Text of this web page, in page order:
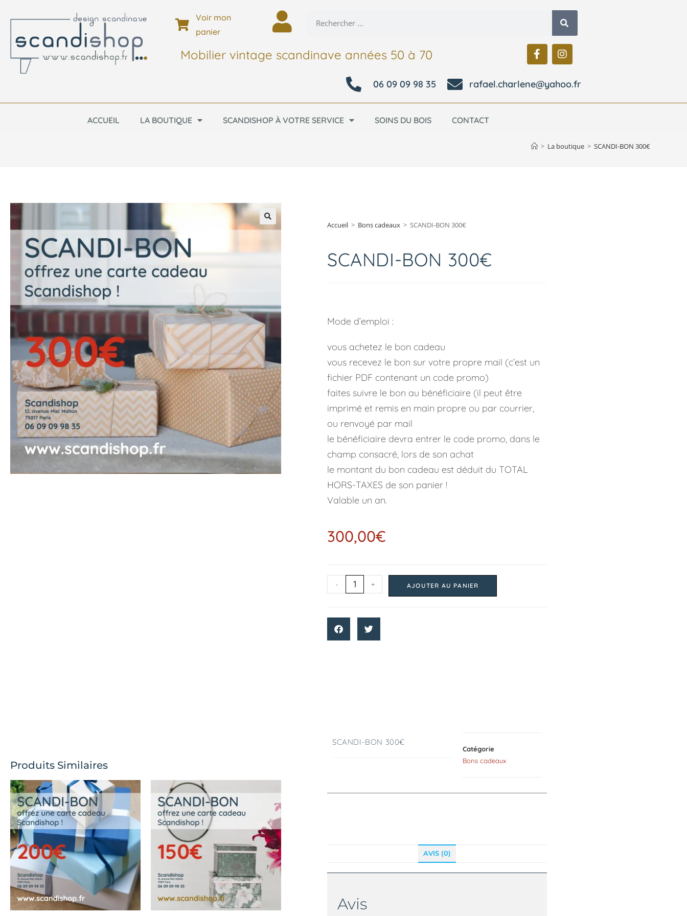
Voir mon
panier
Mobilier vintage scandinave années 50 à 70
06 09 09 98 35 rafael.charlene@yahoo.fr
ACCUEIL LA BOUTIQUE SCANDISHOP À VOTRE SERVICE SOINS DU BOIS CONTACT
> La boutique > SCANDI-BON 300€
🔍
Accueil > Bons cadeaux > SCANDI-BON 300€
SCANDI-BON 300€
Mode d’emploi :
vous achetez le bon cadeau
vous recevez le bon sur votre propre mail (c’est un
fichier PDF contenant un code promo)
faites suivre le bon au bénéficiaire (il peut être
imprimé et remis en main propre ou par courrier,
ou renvoyé par mail
le bénéficiaire devra entrer le code promo, dans le
champ consacré, lors de son achat
le montant du bon cadeau est déduit du TOTAL
HORS-TAXES de son panier !
Valable un an.
300,00€
- + AJOUTER AU PANIER
Produits Similaires
SCANDI-BON 300€
Catégorie
Bons cadeaux
AVIS (0)
Avis